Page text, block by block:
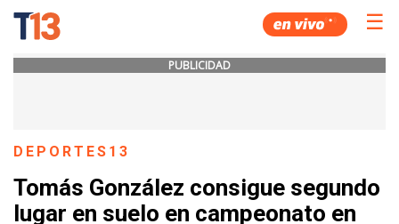
☰
PUBLICIDAD
DEPORTES13
Tomás González consigue segundo
lugar en suelo en campeonato en